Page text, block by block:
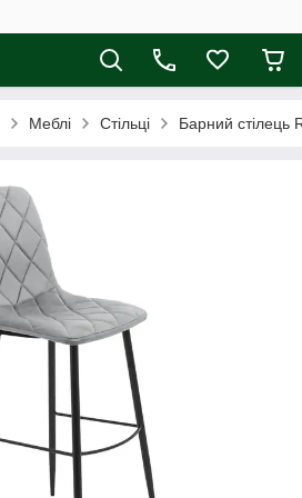
Меблі Стільці Барний стілець